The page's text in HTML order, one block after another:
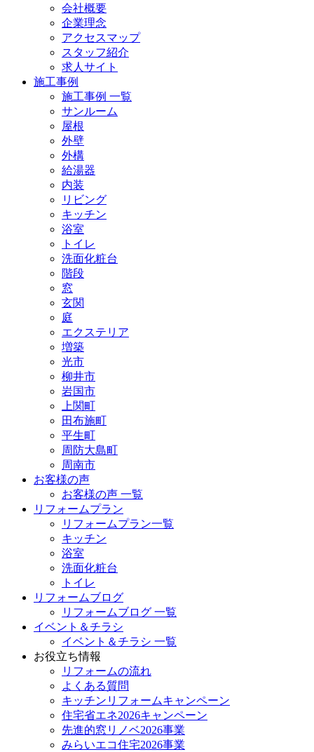
会社概要
企業理念
アクセスマップ
スタッフ紹介
求人サイト
施工事例
施工事例 一覧
サンルーム
屋根
外壁
外構
給湯器
内装
リビング
キッチン
浴室
トイレ
洗面化粧台
階段
窓
玄関
庭
エクステリア
増築
光市
柳井市
岩国市
上関町
田布施町
平生町
周防大島町
周南市
お客様の声
お客様の声 一覧
リフォームプラン
リフォームプラン一覧
キッチン
浴室
洗面化粧台
トイレ
リフォームブログ
リフォームブログ 一覧
イベント＆チラシ
イベント＆チラシ 一覧
お役立ち情報
リフォームの流れ
よくある質問
キッチンリフォームキャンペーン
住宅省エネ2026キャンペーン
先進的窓リノベ2026事業
みらいエコ住宅2026事業